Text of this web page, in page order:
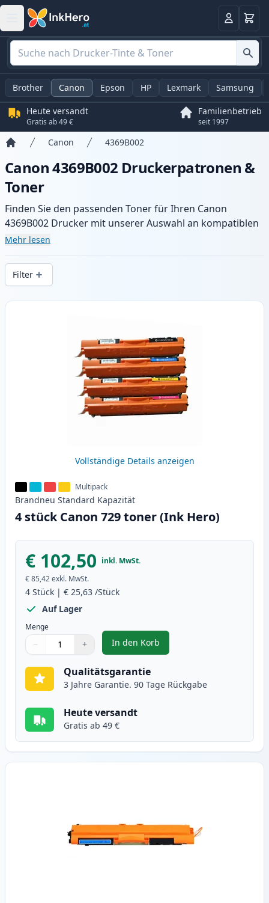
Anmelden
Brother Canon Epson HP Lexmark Samsung
Heute versandt
Gratis ab 49 €
Familienbetrieb
seit 1997
Canon 4369B002
Canon 4369B002 Druckerpatronen &
Toner
Finden Sie den passenden Toner für Ihren Canon
4369B002 Drucker mit unserer Auswahl an kompatiblen
und XL-Patronen. Profitieren Sie von gleichbleibender
in .
Mehr lesen
Filter
Produkte
Vollständige Details anzeigen
Multipack
Brandneu Standard Kapazität
4 stück Canon 729 toner (Ink Hero)
€ 102,50 inkl. MwSt.
€ 85,42exkl. MwSt.
4 Stück | € 25,63 /Stück
Auf Lager
Menge
Verwenden Sie die Tasten, um anzupassen
− +
1
In den Korb
, 4 stück Canon 729 toner (Ink
Qualitätsgarantie
3 Jahre Garantie. 90 Tage Rückgabe
Heute versandt
Gratis ab 49 €